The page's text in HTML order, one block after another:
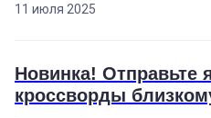
11 июля 2025
Новинка! Отправьте
кроссворды